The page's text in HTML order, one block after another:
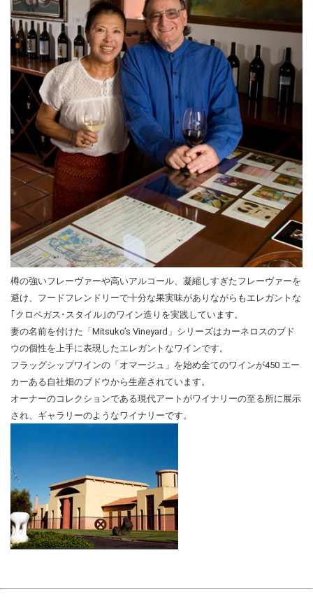
樽の強いフレーヴァーや高いアルコール、凝縮しすぎたフレーヴァーを
避け、フードフレンドリーで十分な果実味がありながらもエレガントな
｢クロペガス･スタイル｣のワイン造りを実践しています。
妻の名前を付けた「Mitsuko’s Vineyard」シリーズはカーネロスのブド
ウの個性を上手に表現したエレガントなワインです。
フラッグシップワインの「オマージュ」を始め全てのワインが450 エー
カーある自社畑のブドウから生産されています。
オーナーのコレクションである現代アートがワイナリーの至る所に展示
され、ギャラリーのようなワイナリーです。